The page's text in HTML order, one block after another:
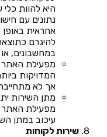
היא להוות כלי
נתונים עם
אחראית
להיגרם
במחשבונים,
מפעילת
המדויקות
אך לא
מתן השירות
מפעילת האתר
עיכוב במתן
שירות לקוחות